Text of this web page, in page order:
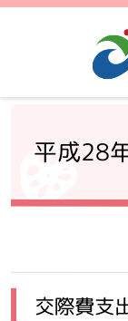
平成28
交際費